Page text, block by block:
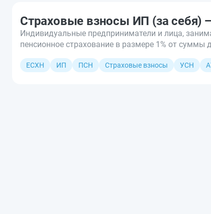
Страховые взносы ИП (за себя)
Индивидуальные предприниматели и лица,
пенсионное страхование в размере 1% от
ЕСХН ИП ПСН Страховые взносы УСН